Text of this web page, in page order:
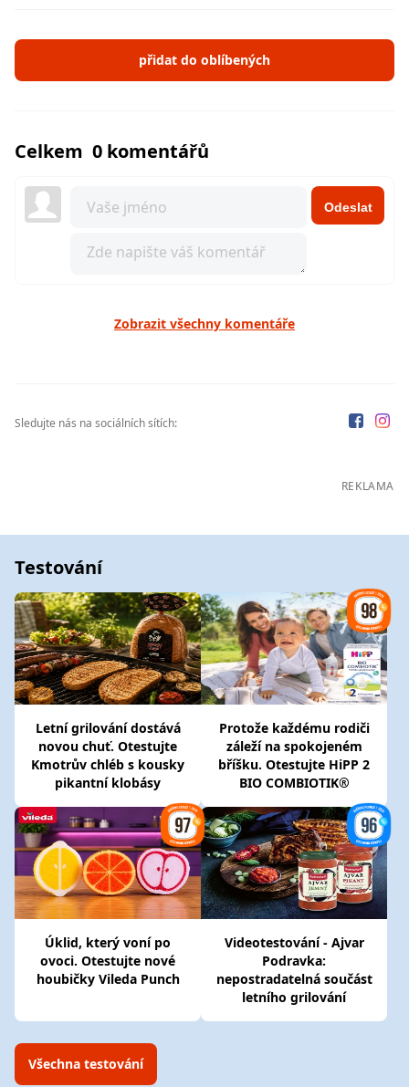
přidat do oblíbených
Celkem 0 komentářů
Odeslat
Zobrazit všechny komentáře
Sledujte nás na sociálních sítích:
REKLAMA
Testování
Letní grilování dostává
novou chuť. Otestujte
Kmotrův chléb s kousky
pikantní klobásy
Protože každému rodiči
záleží na spokojeném
bříšku. Otestujte HiPP 2
BIO COMBIOTIK®
Úklid, který voní po
ovoci. Otestujte nové
houbičky Vileda Punch
Videotestování - Ajvar
Podravka:
nepostradatelná součást
letního grilování
Všechna testování